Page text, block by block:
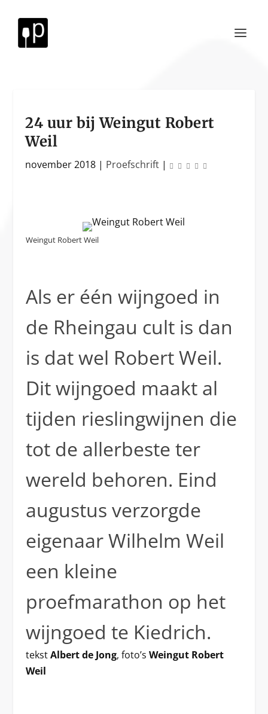
24 uur bij Weingut Robert
Weil
november 2018 | Proefschrift |
Weingut Robert Weil
Als er één wijngoed in
de Rheingau cult is dan
is dat wel Robert Weil.
Dit wijngoed maakt al
tijden rieslingwijnen die
tot de allerbeste ter
wereld behoren. Eind
augustus verzorgde
eigenaar Wilhelm Weil
een kleine
proefmarathon op het
wijngoed te Kiedrich.
tekstAlbert de Jong, foto’s Weingut Robert
Weil